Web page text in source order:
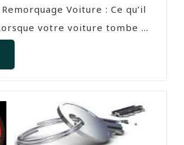
Voiture : Ce qu’il
votre voiture tombe ...